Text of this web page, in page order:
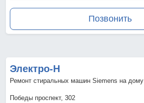
Позвонить
Электро-Н
Ремонт стиральных машин Siemens на дому
Победы проспект, 302